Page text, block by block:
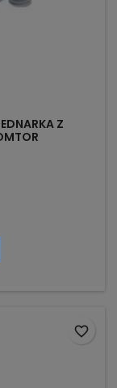
Z
favorite_border